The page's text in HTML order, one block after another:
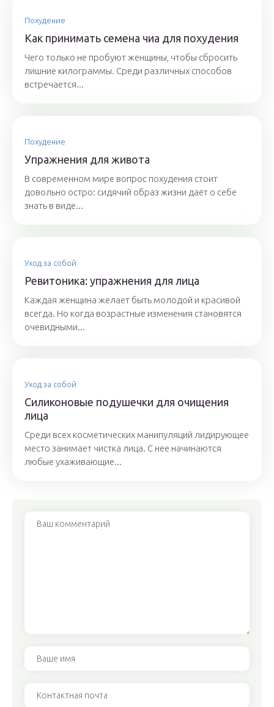
Похудение
Как принимать семена чиа для похудения
Чего только не пробуют женщины, чтобы сбросить
лишние килограммы. Среди различных способов
встречается...
Похудение
Упражнения для живота
В современном мире вопрос похудения стоит
довольно остро: сидячий образ жизни даёт о себе
знать в виде...
Уход за собой
Ревитоника: упражнения для лица
Каждая женщина желает быть молодой и красивой
всегда. Но когда возрастные изменения становятся
очевидными...
Уход за собой
Силиконовые подушечки для очищения
лица
Среди всех косметических манипуляций лидирующее
место занимает чистка лица. С нее начинаются
любые ухаживающие...